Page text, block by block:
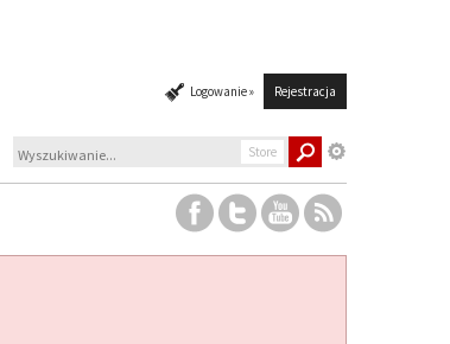
Logowanie » Rejestracja
Store